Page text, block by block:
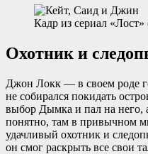
Кадр из сериал
Охотник и
Джон Локк — в своем роде
не собирался покидать
выбор Дымка и пал на него,
понятно, там в привычном
удачливый охотник и
он смог раскрыть все свои